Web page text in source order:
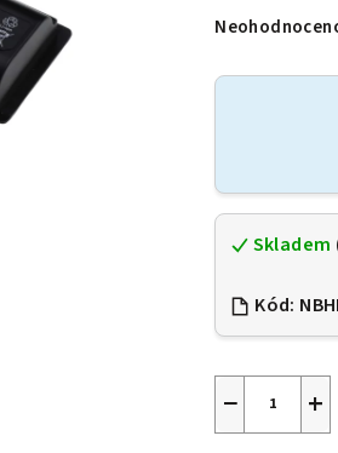
Průměrné
produktu
je
Skladem
Kód:
+
−